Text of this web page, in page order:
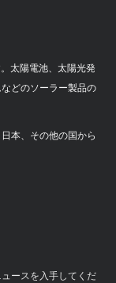
太陽電池、太陽光発
どのソーラー製品の
本、その他の国から
ースを入手してくだ